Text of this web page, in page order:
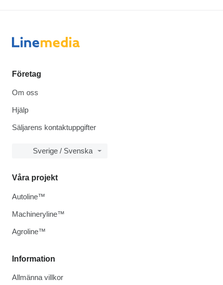
Företag
Om oss
Hjälp
Säljarens kontaktuppgifter
Sverige / Svenska
Information
Allmänna villkor
Våra projekt
Autoline™
Machineryline™
Agroline™